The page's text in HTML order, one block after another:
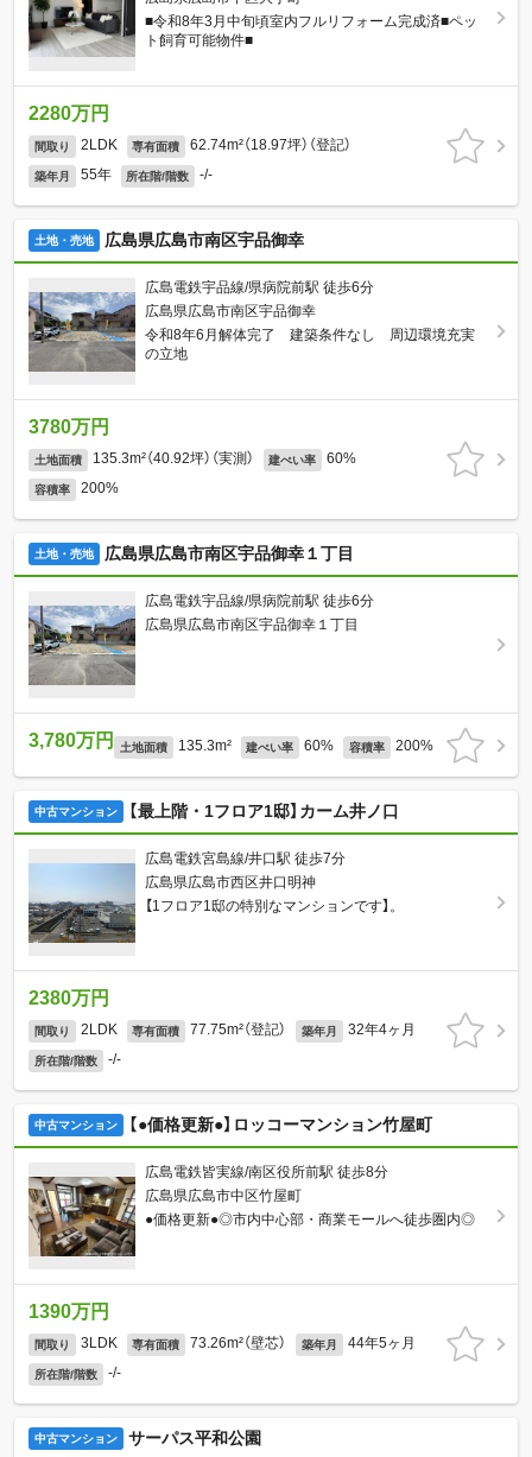
■令和8年3月中旬頃室内フルリフォーム完成済■ペッ
ト飼育可能物件■
2280万円
間取り 2LDK 専有面積 62.74m²（18.97坪）（登記）
築年月 55年 所在階/階数 -/-
土地・売地 広島県広島市南区宇品御幸
広島電鉄宇品線/県病院前駅 徒歩6分
広島県広島市南区宇品御幸
令和8年6月解体完了 建築条件なし 周辺環境充実
の立地
3780万円
土地面積 135.3m²（40.92坪）（実測） 建ぺい率 60%
容積率 200%
土地・売地 広島県広島市南区宇品御幸１丁目
広島電鉄宇品線/県病院前駅 徒歩6分
広島県広島市南区宇品御幸１丁目
3,780万円 土地面積 135.3m² 建ぺい率 60% 容積率 200%
中古マンション 【最上階・1フロア1邸】カーム井ノ口
広島電鉄宮島線/井口駅 徒歩7分
広島県広島市西区井口明神
【1フロア1邸の特別なマンションです】。
2380万円
間取り 2LDK 専有面積 77.75m²（登記） 築年月 32年4ヶ月
所在階/階数 -/-
中古マンション 【●価格更新●】ロッコーマンション竹屋町
広島電鉄皆実線/南区役所前駅 徒歩8分
広島県広島市中区竹屋町
●価格更新●◎市内中心部・商業モールへ徒歩圏内◎
1390万円
間取り 3LDK 専有面積 73.26m²（壁芯） 築年月 44年5ヶ月
所在階/階数 -/-
中古マンション サーパス平和公園